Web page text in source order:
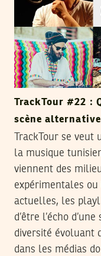
TrackTour #22 :
scène
TrackTour se
la musique
viennent des
expérimentales
actuelles, les
d’être l’écho
diversité évoluant
dans les médias